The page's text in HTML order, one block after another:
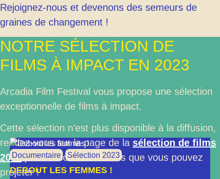
Rejoignez-nous et devenons des semeurs de
graines de changement !
NOTRE SÉLECTION DE
FILMS À IMPACT EN 2023
Arcadia Film Festival vous propose une sélection
exceptionnelle de films à impact.
Cette sélection n’est plus disponible à la diffusion,
rendez-vous sur la page de la sélection de films
2024pour découvrir les films que vous pouvez
projeter !
Documentaire Sélection 2023
DEBOUT LES FEMMES !